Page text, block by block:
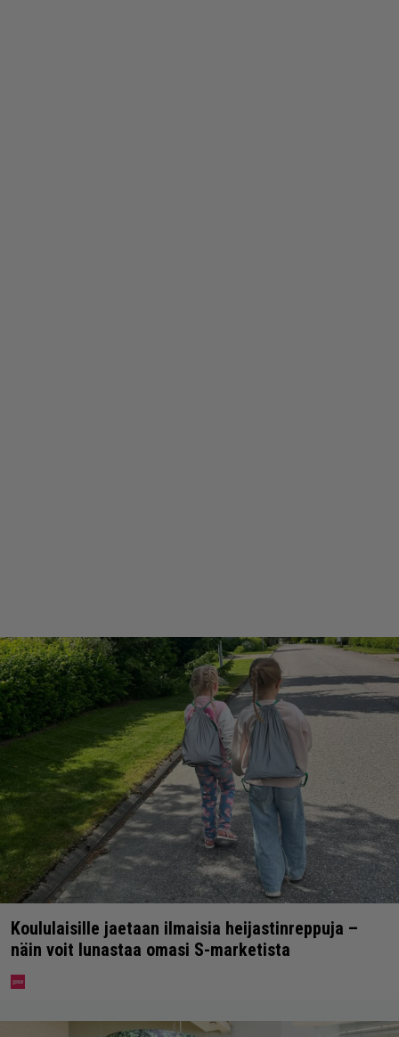
Koululaisille jaetaan ilmaisia heijastinreppuja –
näin voit lunastaa omasi S-marketista